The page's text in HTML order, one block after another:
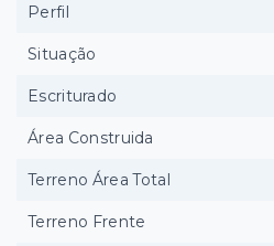
Perfil
Situação
Escriturado
Área Construida
Terreno Área Total
Terreno Frente